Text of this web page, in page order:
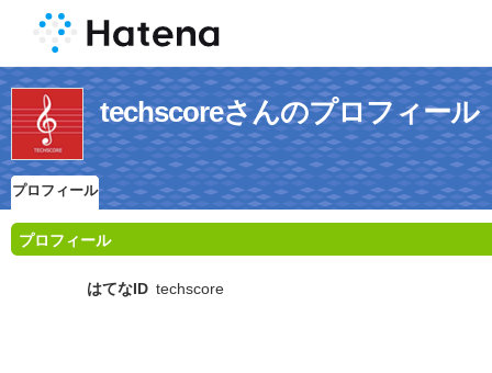
techscoreさんのプロフィール
プロフィール
プロフィール
はてなID techscore